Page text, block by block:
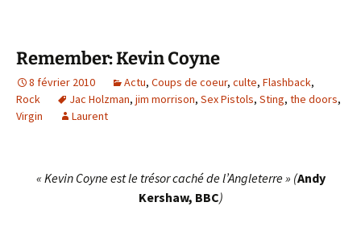
Remember: Kevin Coyne
8 février 2010 Actu, Coups de coeur, culte, Flashback,
Rock
Jac Holzman, jim morrison, Sex Pistols, Sting, the doors,
Virgin
Laurent
« Kevin Coyne est le trésor caché de l’Angleterre » (Andy
Kershaw, BBC)